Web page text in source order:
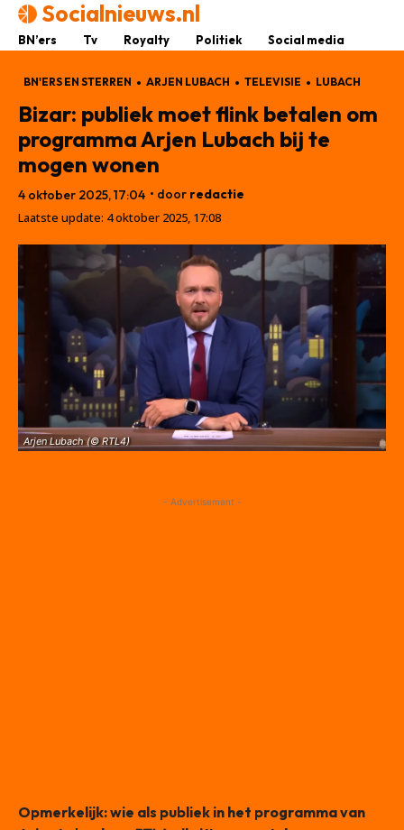
Socialnieuws.nl
BN’ers Tv Royalty Politiek Social media
BN'ERS EN STERREN ARJEN LUBACH TELEVISIE LUBACH
Bizar: publiek moet flink betalen om
programma Arjen Lubach bij te
mogen wonen
4 oktober 2025, 17:04 • door redactie
Laatste update: 4 oktober 2025, 17:08
Arjen Lubach (© RTL4)
- Advertisement -
Opmerkelijk: wie als publiek in het programma van